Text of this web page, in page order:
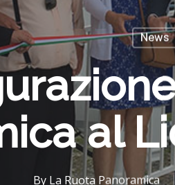
News
al
By La Ruota Panoramica